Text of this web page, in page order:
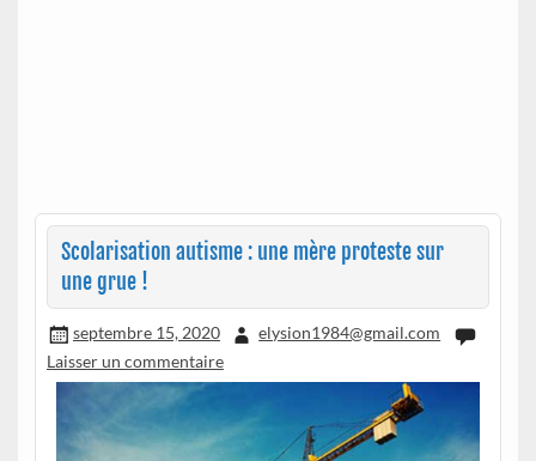
Scolarisation autisme : une mère proteste sur
une grue !
septembre 15, 2020
elysion1984@gmail.com
Laisser un commentaire